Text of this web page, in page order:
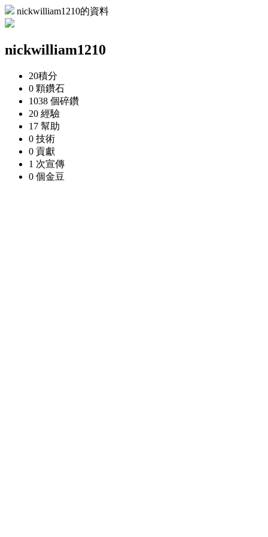
nickwilliam1210的資料
nickwilliam1210
20積分
0 顆鑽石
1038 個碎鑽
20 經驗
17 幫助
0 技術
0 貢獻
1 次宣傳
0 個金豆